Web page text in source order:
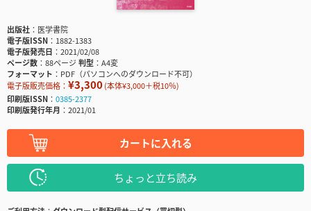
出版社
医学書院
電子版ISSN
1882-1383
電子版発売日
2021/02/08
ページ数
88ページ判型
A4変
フォーマット
PDF（パソコンへのダウンロード不可）
電子版販売価格： ¥3,300(本体¥3,000＋税10％)
印刷版ISSN
0385-2377
印刷版発行年月
2021/01
カートに入れる
ちょっと立ち読み